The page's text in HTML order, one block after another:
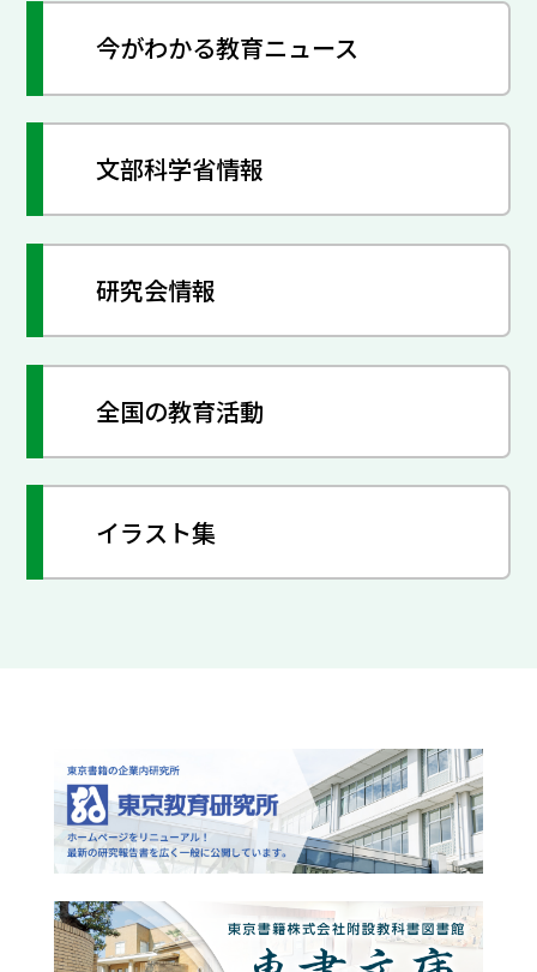
今がわかる教育ニュース
文部科学省情報
研究会情報
全国の教育活動
イラスト集